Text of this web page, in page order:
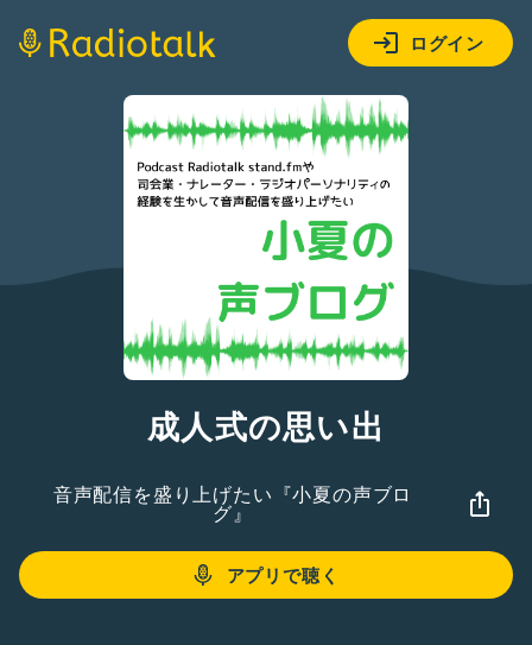
ログイン
成人式の思い出
音声配信を盛り上げたい『小夏の声ブロ
グ』
アプリで聴く